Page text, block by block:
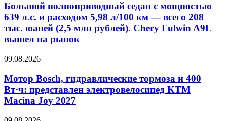
Большой полноприводный седан с мощностью
639 л.с. и расходом 5,98 л/100 км — всего 208
тыс. юаней (2,5 млн рублей). Chery Fulwin A9L
вышел на рынок
09.08.2026
Мотор Bosch, гидравлические тормоза и 400
Вт·ч: представлен электровелосипед KTM
Macina Joy 2027